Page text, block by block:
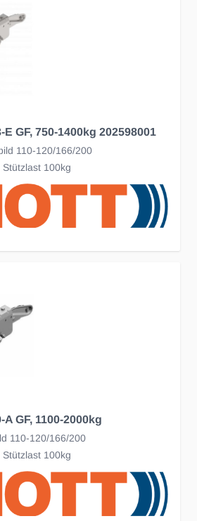
E GF, 750-1400kg 202598001
110-120/166/200
100kg
GF, 1100-2000kg
110-120/166/200
100kg